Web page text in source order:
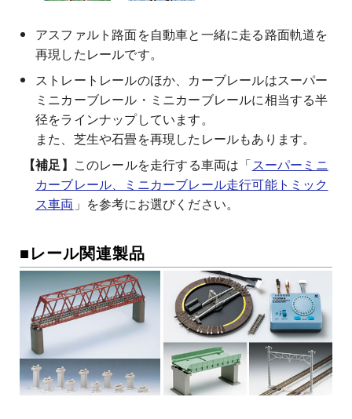
アスファルト路面を自動車と一緒に走る路面軌道を
再現したレールです。
ストレートレールのほか、カーブレールはスーパー
ミニカーブレール・ミニカーブレールに相当する半
径をラインナップしています。
また、芝生や石畳を再現したレールもあります。
このレールを走行する車両は「スーパーミニ
カーブレール、ミニカーブレール走行可能トミック
ス車両 」を参考にお選びください。
■レール関連製品